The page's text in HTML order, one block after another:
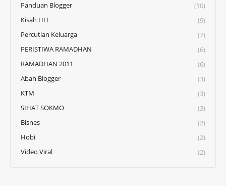
Panduan Blogger
(10)
Kisah HH
(9)
Percutian Keluarga
(7)
PERISTIWA RAMADHAN
(6)
RAMADHAN 2011
(6)
Abah Blogger
(3)
KTM
(3)
SIHAT SOKMO
(3)
Bisnes
(2)
Hobi
(2)
Video Viral
(2)